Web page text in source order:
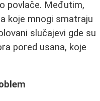
povlače. Međutim,
koje mnogi smatraju
slučajevi gde su
pored usana, koje